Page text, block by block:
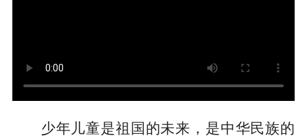
少年儿童是祖国的未来，是中华民族的